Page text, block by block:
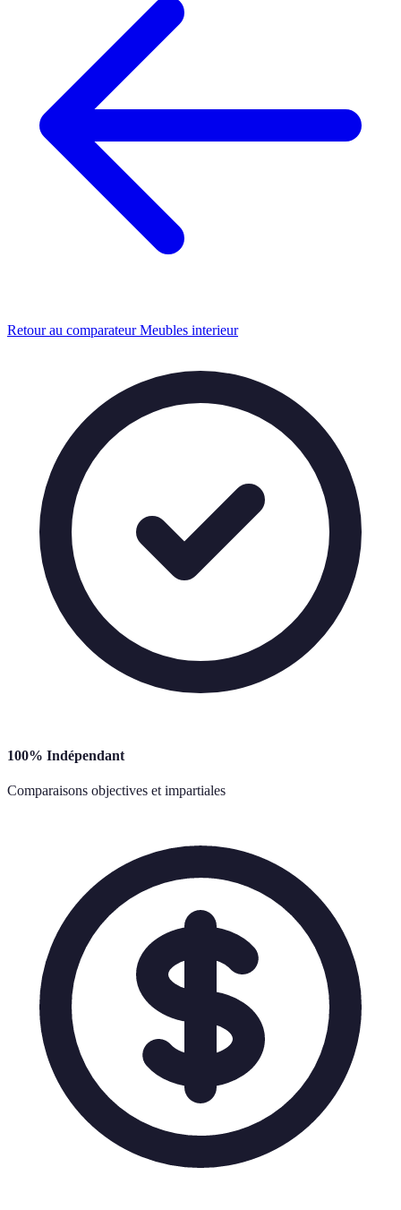
Retour au comparateur Meubles interieur
100% Indépendant
Comparaisons objectives et impartiales